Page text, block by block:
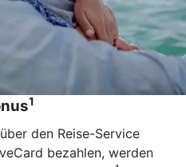
1
den Reise-Service
bezahlen, werden